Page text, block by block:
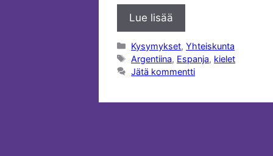
Lue lisää
Kategoriat
Kysymykset,Yhteiskunta
Avainsanat
Argentiina, Espanja, kielet
Jätä kommentti